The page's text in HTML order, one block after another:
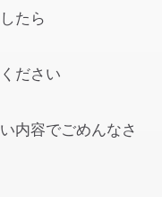
たら
ださい
内容でごめんなさ